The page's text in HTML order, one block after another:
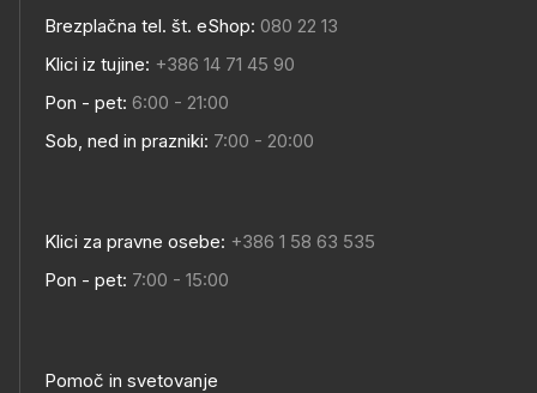
Kontakt
Brezplačna tel. št. eShop: 080 22 13
Klici iz tujine: +386 14 71 45 90
Pon - pet: 6:00 - 21:00
Sob, ned in prazniki: 7:00 - 20:00
Klici za pravne osebe: +386 1 58 63 535
Pon - pet: 7:00 - 15:00
Pomoč in svetovanje